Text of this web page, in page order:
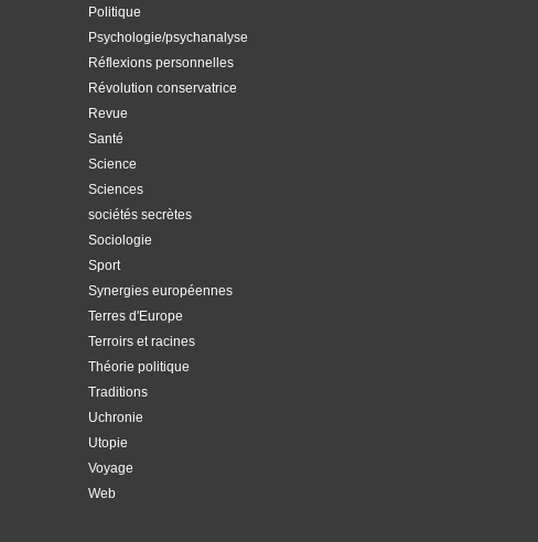
Politique
Psychologie/psychanalyse
Réflexions personnelles
Révolution conservatrice
Revue
Santé
Science
Sciences
sociétés secrètes
Sociologie
Sport
Synergies européennes
Terres d'Europe
Terroirs et racines
Théorie politique
Traditions
Uchronie
Utopie
Voyage
Web